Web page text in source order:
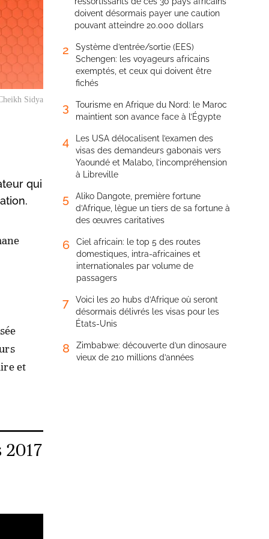
Sidya
qui
et
doivent désormais payer une caution
pouvant atteindre 20.000 dollars
2
Système d’entrée/sortie (EES)
Schengen: les voyageurs africains
exemptés, et ceux qui doivent être
fichés
3
Tourisme en Afrique du Nord: le Maroc
maintient son avance face à l’Égypte
4
Les USA délocalisent l’examen des
visas des demandeurs gabonais vers
Yaoundé et Malabo, l’incompréhension
à Libreville
5
Aliko Dangote, première fortune
d’Afrique, lègue un tiers de sa fortune à
des œuvres caritatives
6
Ciel africain: le top 5 des routes
domestiques, intra-africaines et
internationales par volume de
passagers
7
Voici les 20 hubs d’Afrique où seront
désormais délivrés les visas pour les
États-Unis
8
Zimbabwe: découverte d’un dinosaure
vieux de 210 millions d’années